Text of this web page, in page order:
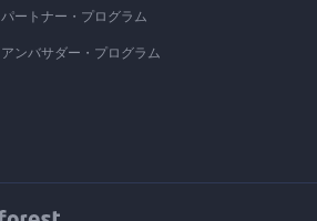
パートナー・プログラム
アンバサダー・プログラム